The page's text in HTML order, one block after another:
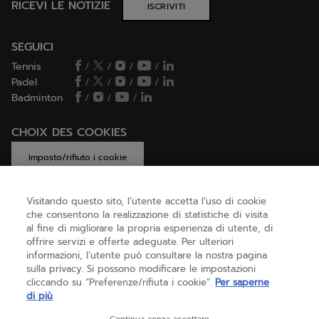
RICEVI LE NOTIZIE ISCRIVITI
SEGUICI
Tennis / / /
/
Padel
/ / /
/
Badminton
/ / /
CHOIX DES COOKIES
Imposto/rifiuto i cookie
AIUTO
CHI SIAMO
Visitando questo sito, l’utente accetta l’uso di cookie
che consentono la realizzazione di statistiche di visita
al fine di migliorare la propria esperienza di utente, di
offrire servizi e offerte adeguate. Per ulteriori
informazioni, l’utente può consultare la nostra pagina
sulla privacy. Si possono modificare le impostazioni
cliccando su “Preferenze/rifiuta i cookie”. Per saperne
di più